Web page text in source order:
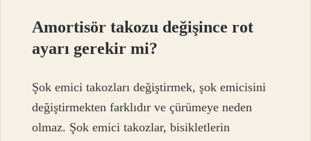
Amortisör takozu değişince rot
ayarı gerekir mi?
Şok emici takozları değiştirmek, şok emicisini
değiştirmekten farklıdır ve çürümeye neden
olmaz. Şok emici takozlar, bisikletlerin